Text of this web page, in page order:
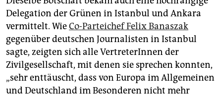
Delegation der Grünen in Istanbul und Ankara
vermittelt. WieCo-Parteichef Felix Banaszak
gegenüber deutschen Journalisten in Istanbul
sagte, zeigten sich alle VertreterInnen der
Zivilgesellschaft, mit denen sie sprechen konnten,
„sehr enttäuscht, dass von Europa im Allgemeinen
und Deutschland im Besonderen nicht mehr